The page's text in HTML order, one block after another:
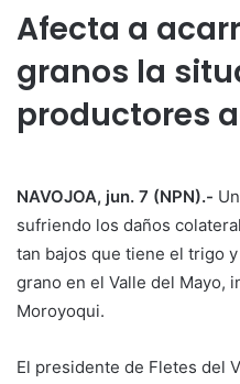
Afecta a
granos la
productores
NAVOJOA, jun. 7 (NPN).-
sufriendo los daños
tan bajos que tiene el trigo
grano en el Valle del Mayo,
Moroyoqui.
El presidente de Fletes del